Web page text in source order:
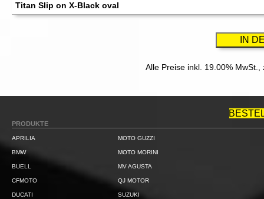
Titan Slip on X-Black oval
Alle Preise inkl. 19.00% MwSt.,
PRODUKTE
APRILIA
BMW
BUELL
CFMOTO
DUCATI
MOTO GUZZI
MOTO MORINI
MV AGUSTA
QJ MOTOR
SUZUKI